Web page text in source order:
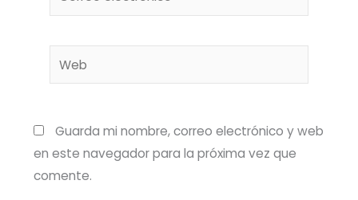
Guarda mi nombre, correo electrónico y web
en este navegador para la próxima vez que
comente.